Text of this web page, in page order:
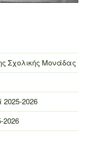
Σχολικής Μονάδας
2025-2026
2026